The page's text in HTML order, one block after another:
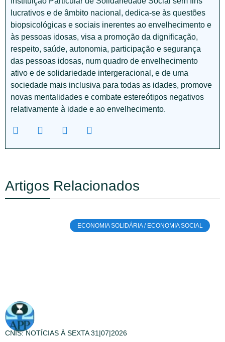
lucrativos e de âmbito nacional, dedica-se às questões
biopsicológicas e sociais inerentes ao envelhecimento e
às pessoas idosas, visa a promoção da dignificação,
respeito, saúde, autonomia, participação e segurança
das pessoas idosas, num quadro de envelhecimento
ativo e de solidariedade intergeracional, e de uma
sociedade mais inclusiva para todas as idades, promove
novas mentalidades e combate estereótipos negativos
relativamente à idade e ao envelhecimento.
Artigos Relacionados
ECONOMIA SOLIDÁRIA / ECONOMIA SOCIAL
CNIS: NOTÍCIAS À SEXTA 31|07|2026